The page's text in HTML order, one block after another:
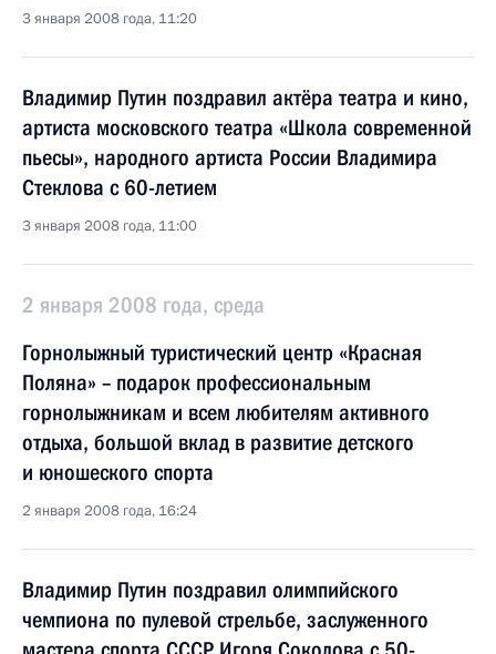
3 января 2008 года, 11:20
Владимир Путин поздравил актёра театра и кино,
артиста московского театра «Школа современной
пьесы», народного артиста России Владимира
Стеклова с 60-летием
3 января 2008 года, 11:00
2 января 2008 года, среда
Горнолыжный туристический центр «Красная
Поляна» – подарок профессиональным
горнолыжникам и всем любителям активного
отдыха, большой вклад в развитие детского
и юношеского спорта
2 января 2008 года, 16:24
Владимир Путин поздравил олимпийского
чемпиона по пулевой стрельбе, заслуженного